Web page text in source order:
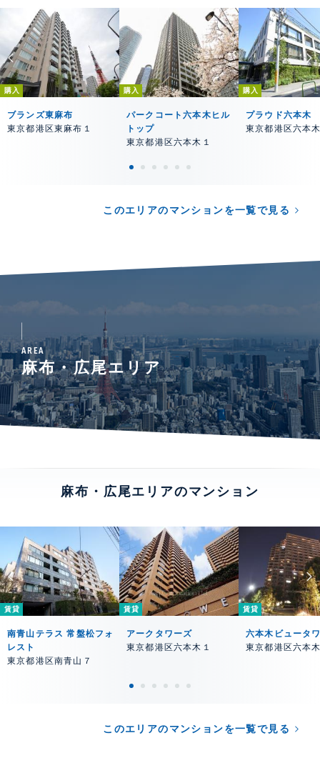
購入
ブランズ東麻布
東京都港区東麻布１
購入
パークコート六本木ヒル
トップ
東京都港区六本木１
購入
プラウド六本木
東京都港区六本
このエリアのマンションを一覧で見る
AREA
麻布・広尾エリア
麻布・広尾エリアのマンション
賃貸
南青山テラス 常盤松フォ
レスト
東京都港区南青山７
賃貸
アークタワーズ
東京都港区六本木１
賃貸
六本木ビュータ
東京都港区六本
このエリアのマンションを一覧で見る